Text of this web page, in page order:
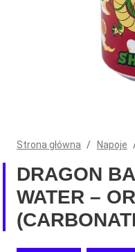
Strona główna / Napoje
DRAGON
WATER –